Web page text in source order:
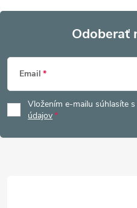
Z
á
p
Odoberať
Email
Vložením e-mailu súhlasíte s
údajov